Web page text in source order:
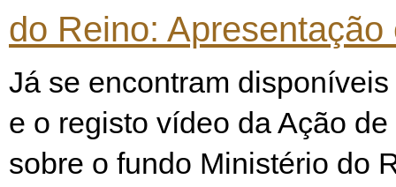
do Reino: Apresentação
Já se encontram
e o registo vídeo da Ação
sobre o fundo Ministério do